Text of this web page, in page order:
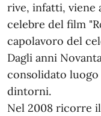
rive, infatti, viene
celebre del film
capolavoro del
Dagli anni
consolidato
dintorni.
Nel 2008 ricorre